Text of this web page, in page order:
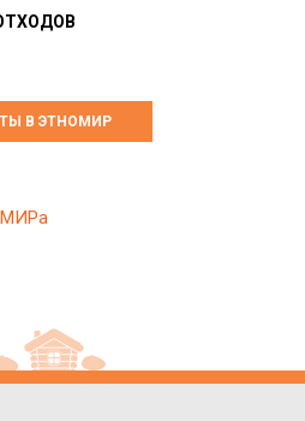
В ЭТНОМИР